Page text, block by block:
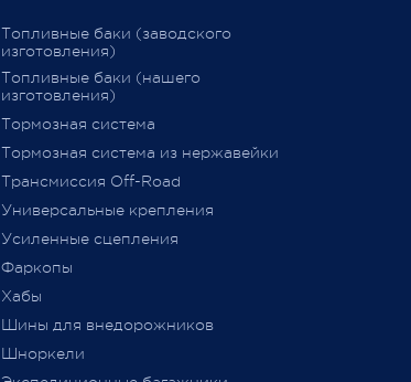
График последних отправок "ПЭК"
15 декабря 2020
Топливные баки (заводского
изготовления)
Топливные баки (нашего
изготовления)
Тормозная система
Тормозная система из нержавейки
Трансмиссия Off-Road
Универсальные крепления
Усиленные сцепления
Фаркопы
Хабы
Шины для внедорожников
Шноркели